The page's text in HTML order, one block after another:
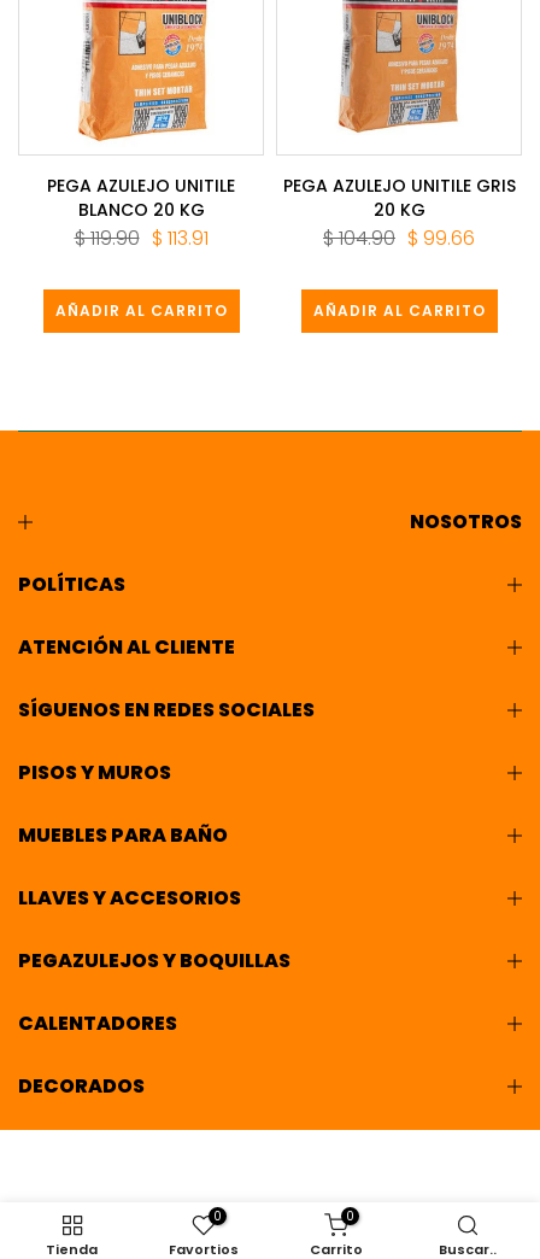
PEGA AZULEJO UNITILE
BLANCO 20 KG
$ 119.90 $ 113.91
AÑADIR AL CARRITO
PEGA AZULEJO UNITILE GRIS
20 KG
$ 104.90 $ 99.66
AÑADIR AL CARRITO
NOSOTROS
POLÍTICAS
ATENCIÓN AL CLIENTE
SÍGUENOS EN REDES SOCIALES
PISOS Y MUROS
MUEBLES PARA BAÑO
LLAVES Y ACCESORIOS
PEGAZULEJOS Y BOQUILLAS
CALENTADORES
DECORADOS
Tienda
0
Favortios
0
Carrito Buscar..